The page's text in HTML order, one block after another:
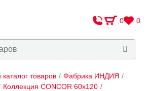
0 0
Сантехника
товаров / Фабрика ИНДИЯ /
Коллекция CONCOR 60x120 /